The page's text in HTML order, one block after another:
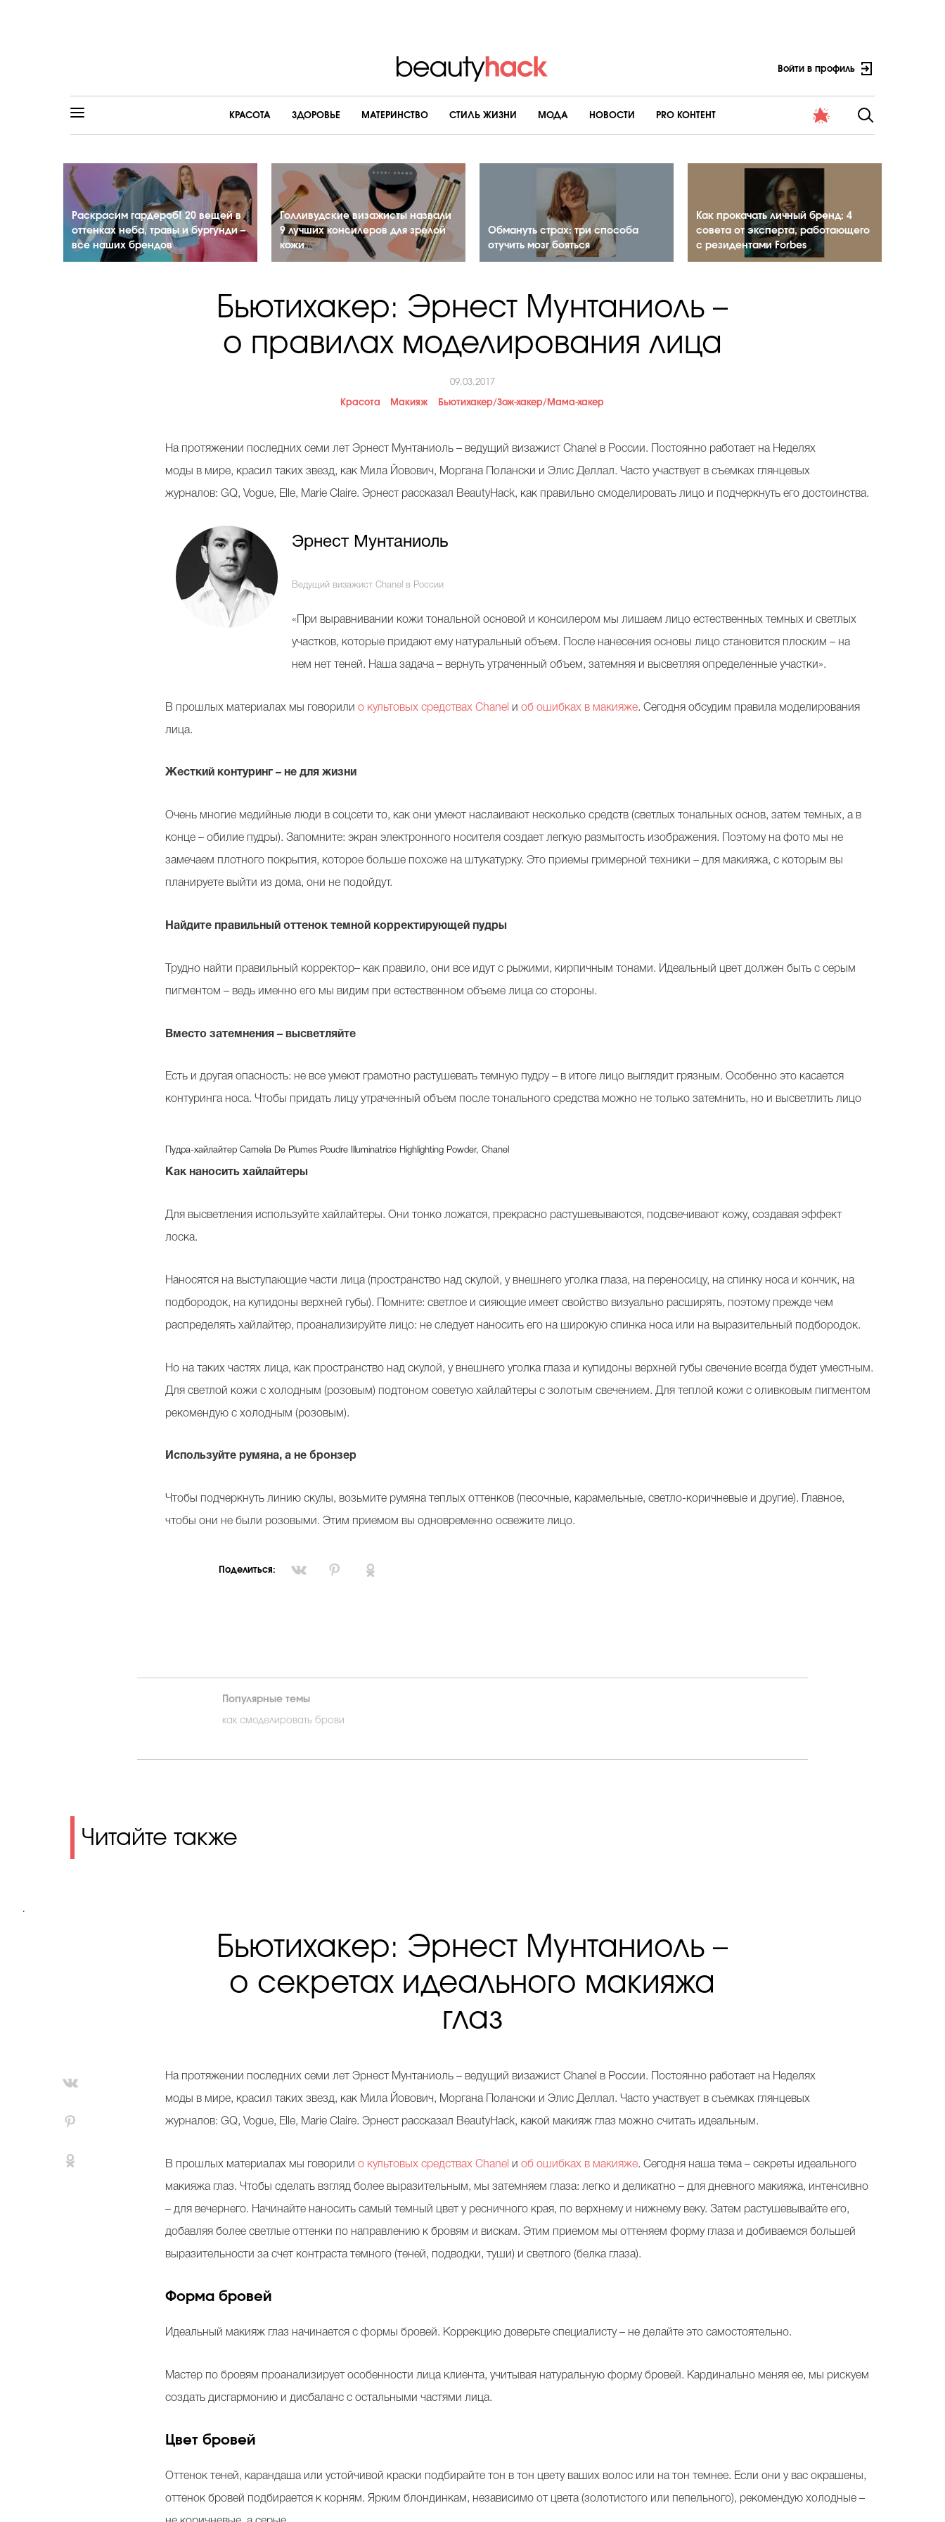
Войти в профиль
КРАСОТА ЗДОРОВЬЕ МАТЕРИНСТВО CТИЛЬ ЖИЗНИ МОДА НОВОСТИ PRO КОНТЕНТ
Раскрасим гардероб! 20 вещей в
оттенках неба, травы и бургунди –
все наших брендов
Голливудские визажисты назвали
9 лучших консилеров для зрелой
кожи
Обмануть страх: три способа
отучить мозг бояться
Как прокачать личный бренд: 4
совета от эксперта, работающего
с резидентами Forbes
Бьютихакер: Эрнест Мунтаниоль –
о правилах моделирования лица
09.03.2017
Красота Макияж Бьютихакер/Зож-хакер/Мама-хакер
На протяжении последних семи лет Эрнест Мунтаниоль – ведущий визажист Chanel в России. Постоянно работает на Неделях
моды в мире, красил таких звезд, как Мила Йовович, Моргана Полански и Элис Деллал. Часто участвует в съемках глянцевых
журналов: GQ, Vogue, Elle, Marie Claire. Эрнест рассказал BeautyHack, как правильно смоделировать лицо и подчеркнуть его достоинства.
Эрнест Мунтаниоль
Ведущий визажист Chanel в России
«При выравнивании кожи тональной основой и консилером мы лишаем лицо естественных темных и светлых
участков, которые придают ему натуральный объем. После нанесения основы лицо становится плоским – на
нем нет теней. Наша задача – вернуть утраченный объем, затемняя и высветляя определенные участки».
В прошлых материалах мы говорилио культовых средствах Chanel иоб ошибках в макияже. Сегодня обсудим правила моделирования
лица.
Жесткий контуринг – не для жизни
Очень многие медийные люди в соцсети то, как они умеют наслаивают несколько средств (светлых тональных основ, затем темных, а в
конце – обилие пудры). Запомните: экран электронного носителя создает легкую размытость изображения. Поэтому на фото мы не
замечаем плотного покрытия, которое больше похоже на штукатурку. Это приемы гримерной техники – для макияжа, с которым вы
планируете выйти из дома, они не подойдут.
Найдите правильный оттенок темной корректирующей пудры
Трудно найти правильный корректор– как правило, они все идут с рыжими, кирпичным тонами. Идеальный цвет должен быть с серым
пигментом – ведь именно его мы видим при естественном объеме лица со стороны.
Вместо затемнения – высветляйте
Есть и другая опасность: не все умеют грамотно растушевать темную пудру – в итоге лицо выглядит грязным. Особенно это касается
контуринга носа. Чтобы придать лицу утраченный объем после тонального средства можно не только затемнить, но и высветлить лицо
Пудра-хайлайтер Camelia De Plumes Poudre Illuminatrice Highlighting Powder, Chanel
Как наносить хайлайтеры
Для высветления используйте хайлайтеры. Они тонко ложатся, прекрасно растушевываются, подсвечивают кожу, создавая эффект
лоска.
Наносятся на выступающие части лица (пространство над скулой, у внешнего уголка глаза, на переносицу, на спинку носа и кончик, на
подбородок, на купидоны верхней губы). Помните: светлое и сияющие имеет свойство визуально расширять, поэтому прежде чем
распределять хайлайтер, проанализируйте лицо: не следует наносить его на широкую спинка носа или на выразительный подбородок.
Но на таких частях лица, как пространство над скулой, у внешнего уголка глаза и купидоны верхней губы свечение всегда будет уместным.
Для светлой кожи с холодным (розовым) подтоном советую хайлайтеры с золотым свечением. Для теплой кожи с оливковым пигментом
рекомендую с холодным (розовым).
Используйте румяна, а не бронзер
Чтобы подчеркнуть линию скулы, возьмите румяна теплых оттенков (песочные, карамельные, светло-коричневые и другие). Главное,
чтобы они не были розовыми. Этим приемом вы одновременно освежите лицо.
Поделиться:
Популярные темы
как смоделировать брови
Читайте также
.
Бьютихакер: Эрнест Мунтаниоль –
о секретах идеального макияжа
глаз
На протяжении последних семи лет Эрнест Мунтаниоль – ведущий визажист Chanel в России. Постоянно работает на Неделях
моды в мире, красил таких звезд, как Мила Йовович, Моргана Полански и Элис Деллал. Часто участвует в съемках глянцевых
журналов: GQ, Vogue, Elle, Marie Claire. Эрнест рассказал BeautyHack, какой макияж глаз можно считать идеальным.
В прошлых материалах мы говорилио культовых средствах Chanel иоб ошибках в макияже. Сегодня наша тема – секреты идеального
макияжа глаз. Чтобы сделать взгляд более выразительным, мы затемняем глаза: легко и деликатно – для дневного макияжа, интенсивно
– для вечернего. Начинайте наносить самый темный цвет у ресничного края, по верхнему и нижнему веку. Затем растушевывайте его,
добавляя более светлые оттенки по направлению к бровям и вискам. Этим приемом мы оттеняем форму глаза и добиваемся большей
выразительности за счет контраста темного (теней, подводки, туши) и светлого (белка глаза).
Форма бровей
Идеальный макияж глаз начинается с формы бровей. Коррекцию доверьте специалисту – не делайте это самостоятельно.
Мастер по бровям проанализирует особенности лица клиента, учитывая натуральную форму бровей. Кардинально меняя ее, мы рискуем
создать дисгармонию и дисбаланс с остальными частями лица.
Цвет бровей
Оттенок теней, карандаша или устойчивой краски подбирайте тон в тон цвету ваших волос или на тон темнее. Если они у вас окрашены,
оттенок бровей подбирается к корням. Ярким блондинкам, независимо от цвета (золотистого или пепельного), рекомендую холодные –